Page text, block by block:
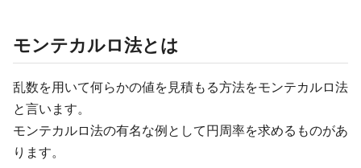
モンテカルロ法とは
乱数を用いて何らかの値を見積もる方法をモンテカルロ法
と言います。
モンテカルロ法の有名な例として円周率を求めるものがあ
ります。